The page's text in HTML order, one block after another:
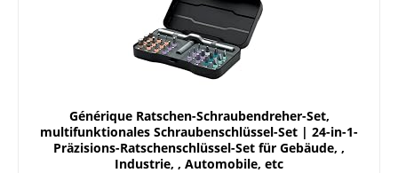
Générique Ratschen-Schraubendreher-Set,
multifunktionales Schraubenschlüssel-Set | 24-in-1-
Präzisions-Ratschenschlüssel-Set für Gebäude, ,
Industrie, , Automobile, etc